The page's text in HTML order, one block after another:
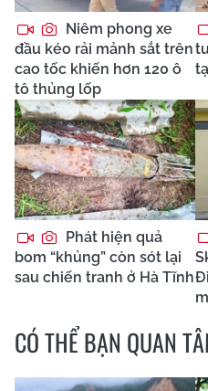
Niêm phong xe
đầu kéo rải mảnh sắt trên
cao tốc khiến hơn 120 ô
tô thủng lốp
Phát hiện quả
bom “khủng” còn sót lại
sau chiến tranh ở Hà Tĩnh
CÓ THỂ BẠN QUAN